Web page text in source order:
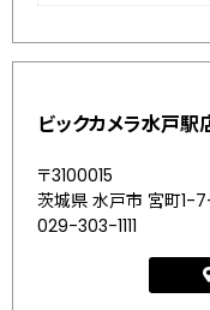
ビックカメラ水戸駅
〒3100015
茨城県 水戸市 宮町1-
029-303-1111